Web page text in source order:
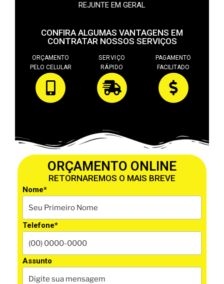
REJUNTE EM GERAL
CONFIRA ALGUMAS VANTAGENS EM
CONTRATAR NOSSOS SERVIÇOS
ORÇAMENTO
PELO CELULAR
SERVIÇO
RÁPIDO
PAGAMENTO
FACILITADO
ORÇAMENTO ONLINE
RETORNAREMOS O MAIS BREVE
Nome*
Telefone*
Assunto